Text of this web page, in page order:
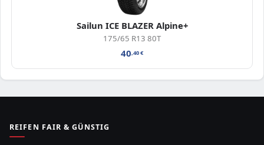
Sailun ICE BLAZER Alpine+
175/65 R13 80T
40,40€
REIFEN FAIR & GÜNSTIG